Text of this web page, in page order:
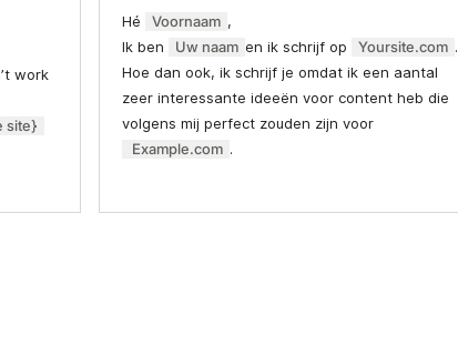
work
site}
Hé Voornaam ,
Ik ben
Uw naam en ik schrijf op Yoursite.com .
Hoe dan ook, ik schrijf je omdat ik een aantal
zeer interessante ideeën voor content heb die
volgens mij perfect zouden zijn voor
Example.com .